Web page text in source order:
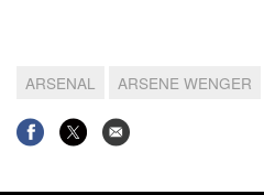
ARSENAL ARSENE WENGER